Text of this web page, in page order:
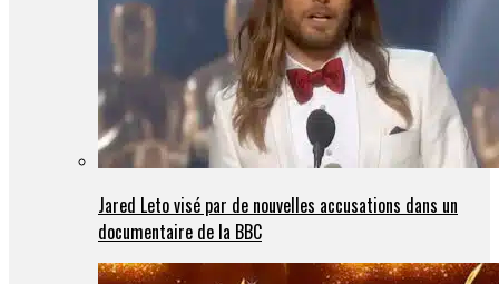
Jared Leto visé par de nouvelles accusations dans un
documentaire de la BBC